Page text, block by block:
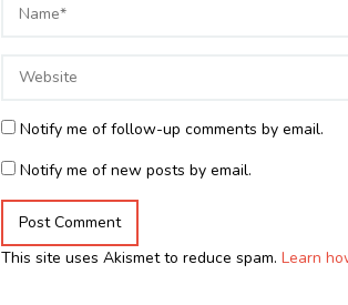
Notify me of follow-up comments by email.
Notify me of new posts by email.
This site uses Akismet to reduce spam. Learn